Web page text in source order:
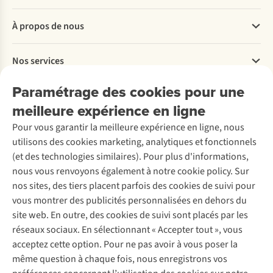
Paramétrage des cookies pour une
meilleure expérience en ligne
Pour vous garantir la meilleure expérience en ligne, nous
utilisons des cookies marketing, analytiques et fonctionnels
(et des technologies similaires). Pour plus d'informations,
nous vous renvoyons également à notre cookie policy. Sur
nos sites, des tiers placent parfois des cookies de suivi pour
vous montrer des publicités personnalisées en dehors du
site web. En outre, des cookies de suivi sont placés par les
réseaux sociaux. En sélectionnant « Accepter tout », vous
acceptez cette option. Pour ne pas avoir à vous poser la
même question à chaque fois, nous enregistrons vos
Commander
Payer
Livraison
Rétractation d'une commande
Entretien & réparations
Garantie
Contactez-nous
À propos de nous
Explore More
À propos d’Ayacucho
Nos magasins
À propos d’A.S.Adventure
Déclaration d'accessibilité
Nos services
Location / Location sports d’hiver
Entretien de ski
Service de lavage
Entretien de chaussures
Réparation de chaussures
Réparation de vêtements
Retouches
Pour les entreprises
Découvrez
A.S.Magazine
Explore Camp
Gear Check
Expertise & conseils
Abonnez-vous à la newsletter
Suivez-nous